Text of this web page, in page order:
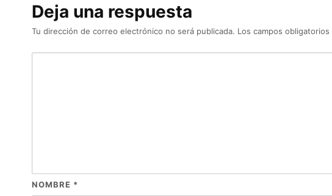
Deja una respuesta
Tu dirección de correo electrónico no será publicada. Los campos
NOMBRE *